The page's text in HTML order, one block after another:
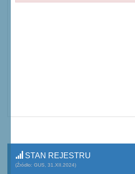
STAN REJESTRU
(Źródło: GUS, 31.XII.2024)